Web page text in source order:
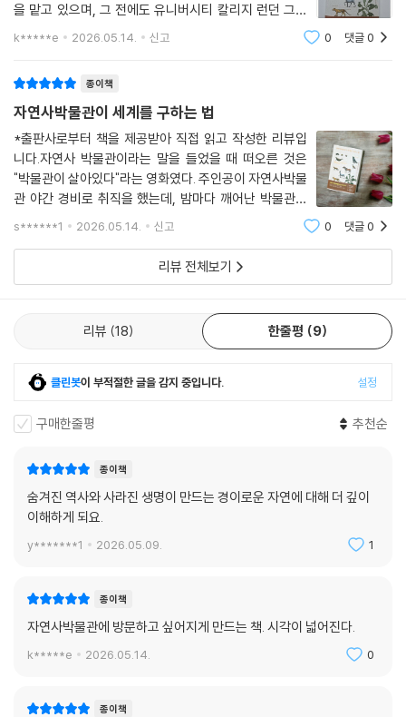
관한 힘겨루기의 장소임을 깨닫고 나면, 더 이상 자연사박물관을 이전과
같은 눈으로 바라볼 수 없을 것이다.
전시실에 있는 공룡 골격이나 거대한 고래 표본 같은 ‘전면’의 기록이 아니
라 관람객이 들어갈 수 없는 수장고와 기록실 곳곳에 쌓인 ‘뒷면’의 기록을
들춘다. - 이정모 관장
사라진 생명들이 모여 미래를 만든다!
생물다양성의 보고이자 신약 개발의 기반
21세기 노아의 방주가 세상을 구하는 법
자연사박물관은 무엇보다 미래를 바꾼다. 3부에 따르면 전 세계 자연사박
물관들이 보유한 수십억 점의 표본들은 이상기후, 생물다양성 붕괴, 질병
의 장기적 증거인 동시에 그 자체로 비교연구의 기준이다. 나아가 유전자,
형태, 분포기록을 간직한 표본들은 우리가 맞닥뜨린 난제들에 실마리를 제
공한다. 코로나 팬데믹 당시 바이러스의 염기서열이 박쥐 유전체 일부와
본 중 2만 점이 백신개발을 위해 분석되었다. 기후변화 예측모형을 설계하
답을 찾는 AI의 속도가 아무리 빨라진다 한들 데이터베이스로서 표본이 충
그렇다면 표본을 통해 멸종도 돌이킬 수 있을까? 자연사박물관은 수많은
멸종생물의 유전자를 보존하고 있기에 최근 떠오른 유전자 편집 기술을 바
문제가 있다. 예컨대 매머드를 복원하는 데는 가까운 종인 코끼리의 유전
가 또 다른 멸종위기종인 아시아코끼리의 자궁을 매머드의 새끼를 만드는
데 ‘사용’해야 한다. 저자는 그런 에너지와 고민을 아직 우리 곁에 있는 생
물을 보호하는 데 쓰자고 말한다.
없으면 현재의 변화를 측정할 수 없을뿐더러 미래를 예측하고 대비할 수도
을 맡고 있으며, 그 전에도 유니버시티 칼리지 런던 그랜
트 동물학박물관에서 박물관장을 지냈다. 우리나라의 서
모
k*****e 2026.05.14. 신고 0 댓글0
종이책
자연사박물관이 세계를 구하는 법
*출판사로부터 책을 제공받아 직접 읽고 작성한 리뷰입
니다.자연사 박물관이라는 말을 들었을 때 떠오른 것은
"박물관이 살아있다"라는 영화였다. 주인공이 자연사박물
관 야간 경비로 취직을 했는데, 밤마다 깨어난 박물관의
여러 동물들과 인물들이 벌이는 이야기는 참 흥미로웠다.
곳저곳을 누비며 남긴 발자국들이 자연사박물관
s******1 2026.05.14. 신고 0 댓글0
리뷰 전체보기
리뷰 18 한줄평 9
클린봇이 부적절한 글을 감지 중입니다. 설정
구매한줄평 추천순
종이책
숨겨진 역사와 사라진 생명이 만드는 경이로운 자연에 대해 더 깊이
이해하게 되요.
y*******1 2026.05.09. 1
종이책
자연사박물관에 방문하고 싶어지게 만드는 책. 시각이 넓어진다.
k*****e 2026.05.14. 0
종이책